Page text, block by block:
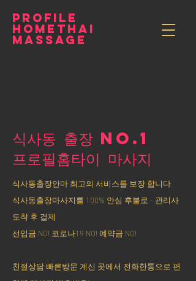
PROFILE
HOMETHAI
MASSAGE
식사동 출장 NO.1
​프로필홈타이 마사지
식사동출장안마 최고의 서비스를 보장 합니다.
식사동출장마사지를 100% 안심 후불로 - 관리사
도착 후 결제
선입금 NO! 코로나19 NO! 예약금 NO!
친절상담 빠른방문 계신 곳에서 전화한통으로 편